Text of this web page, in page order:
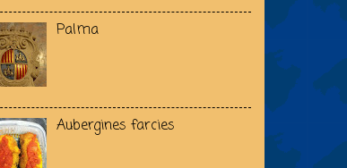
Palma
Aubergines farcies